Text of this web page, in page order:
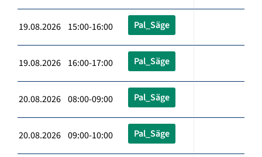
19.08.2026 15:00-16:00 Pal_Säge
19.08.2026 16:00-17:00 Pal_Säge
20.08.2026 08:00-09:00 Pal_Säge
20.08.2026 09:00-10:00 Pal_Säge